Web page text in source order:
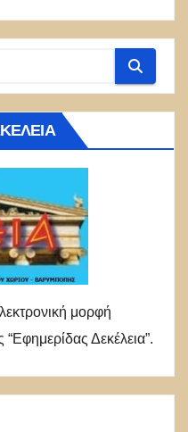
μορφή
Δεκέλεια”.